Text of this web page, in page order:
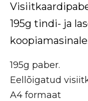
195g tindi- ja
195g paber.
Eellõigatud
A4 formaat